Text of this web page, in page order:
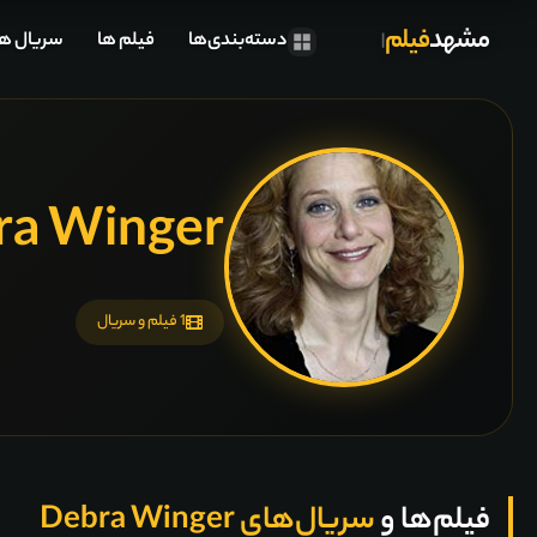
مشهدفیلم دسته‌بندی‌ها فیلم ها سریال
Winger
1 فیلم و سریال
فیلم‌ها وسریال‌های Debra Winger